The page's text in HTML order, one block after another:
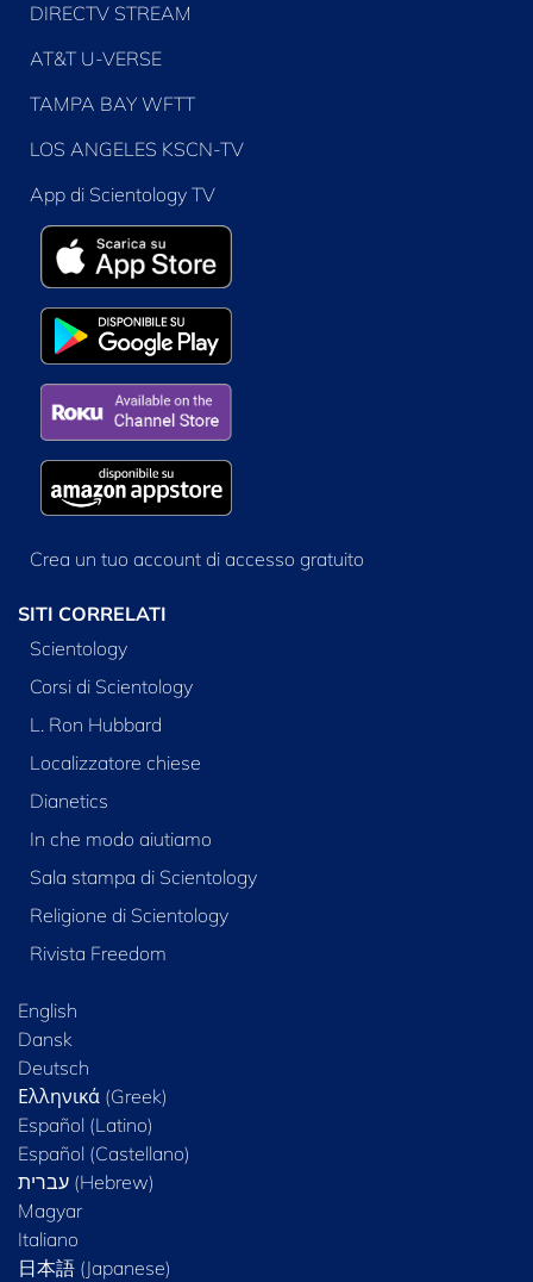
DIRECTV STREAM
AT&T U-VERSE
TAMPA BAY WFTT
LOS ANGELES KSCN-TV
App di Scientology TV
Crea un tuo account di accesso gratuito
SITI CORRELATI
Scientology
Corsi di Scientology
L. Ron Hubbard
Localizzatore chiese
Dianetics
In che modo aiutiamo
Sala stampa di Scientology
Religione di Scientology
Rivista Freedom
English
Dansk
Deutsch
Ελληνικά (Greek)
Español (Latino)
Español (Castellano)
Magyar
Italiano
日本語 (Japanese)